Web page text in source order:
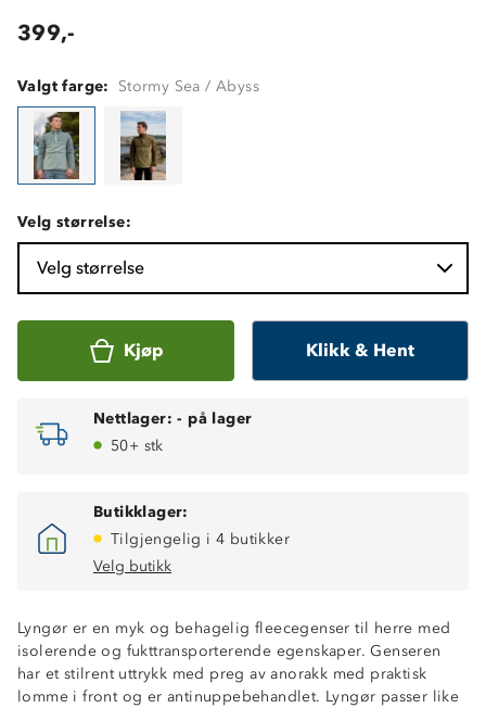
399,-
Valgt farge: Stormy Sea / Abyss
Velg størrelse:
Velg størrelse
Kjøp Klikk & Hent
Nettlager: - på lager
50+ stk
Butikklager:
Tilgjengelig i 4 butikker
Velg butikk
Lyngør er en myk og behagelig fleecegenser til herre med
isolerende og fukttransporterende egenskaper. Genseren
har et stilrent uttrykk med preg av anorakk med praktisk
lomme i front og er antinuppebehandlet. Lyngør passer like